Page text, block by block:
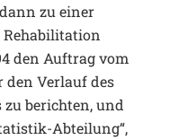
zu einer
Rehabilitation
den Auftrag vom
den Verlauf des
zu berichten, und
Abteilung“,